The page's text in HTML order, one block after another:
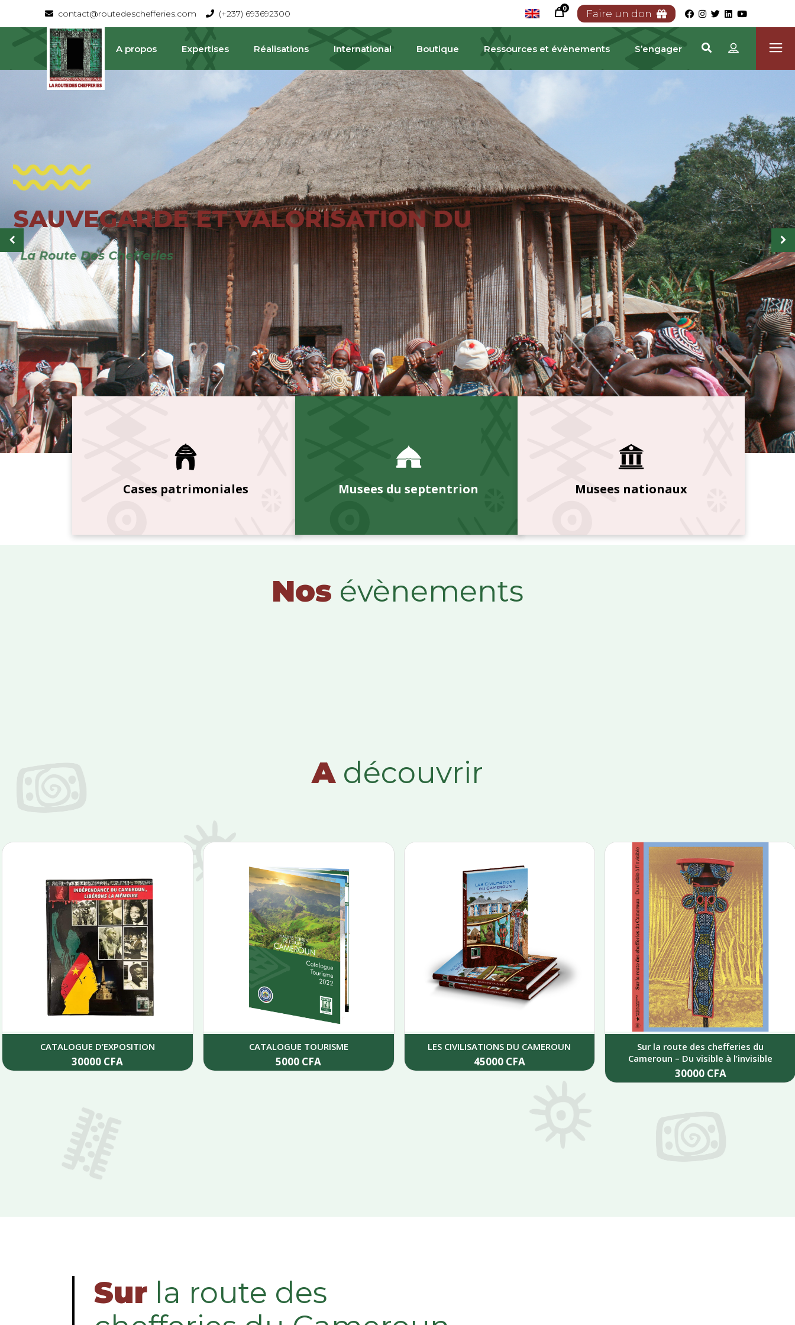
contact@routedeschefferies.com (+237) 693692300
0 Faire un don
A propos Expertises Réalisations International Boutique Ressources et évènements S’engager
SAUVEGARDE ET VALORISATION DU
La Route Des Chefferies
PATRIMOINE
Cases patrimoniales Musees du septentrion Musees nationaux
Nos évènements
Adécouvrir
CATALOGUE D’EXPOSITION
30000 CFA
CATALOGUE TOURISME
5000 CFA
LES CIVILISATIONS DU CAMEROUN
45000 CFA
Sur la route des chefferies du
Cameroun – Du visible à l’invisible
30000 CFA
Sur la route des